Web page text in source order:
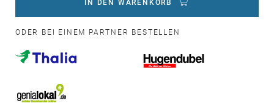
IN DEN WARENKORB
ODER BEI EINEM PARTNER BESTELLEN